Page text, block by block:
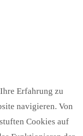
Erfahrung zu
navigieren. Von
Cookies auf